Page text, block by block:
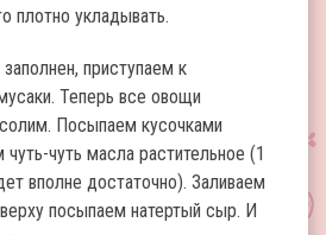
плотно укладывать.
приступаем к
Теперь все овощи
Посыпаем кусочками
чуть масла растительное (1
вполне достаточно). Заливаем
посыпаем натертый сыр. И